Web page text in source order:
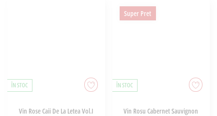
ÎN STOC
Vin Rose Caii De La Letea Vol.I
Super Pret
ÎN STOC
Vin Rosu Cabernet Sauvignon